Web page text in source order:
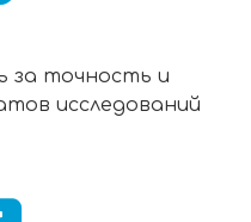
точность и
исследований